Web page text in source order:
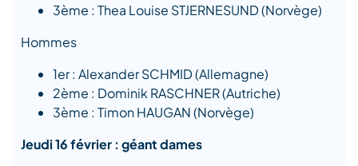
3ème : Thea Louise STJERNESUND (Norvège)
Hommes
1er : Alexander SCHMID (Allemagne)
2ème : Dominik RASCHNER (Autriche)
3ème : Timon HAUGAN (Norvège)
Jeudi 16 février : géant dames